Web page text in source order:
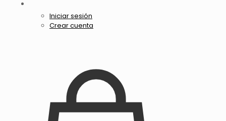
Iniciar sesión
Crear cuenta